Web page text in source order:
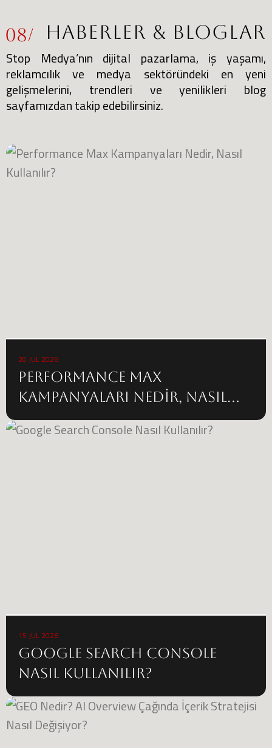
08/ Haberler & Bloglar
Stop Medya’nın dijital pazarlama, iş yaşamı,
reklamcılık ve medya sektöründeki en yeni
gelişmelerini, trendleri ve yenilikleri blog
sayfamızdan takip edebilirsiniz.
20 JUL 2026
Performance Max
Kampanyaları Nedir, Nasıl
Kullanılır?
15 JUL 2026
Google Search Console
Nasıl Kullanılır?